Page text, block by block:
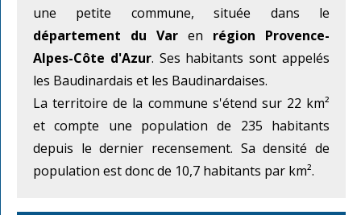
une petite commune, située dans le
département du Var en région Provence-
Alpes-Côte d'Azur. Ses habitants sont appelés
les Baudinardais et les Baudinardaises.
La territoire de la commune s'étend sur 22 km²
et compte une population de 235 habitants
depuis le dernier recensement. Sa densité de
population est donc de 10,7 habitants par km².